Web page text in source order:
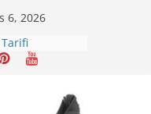
6, 2026
– Sivas
Tarifi
Tarifi